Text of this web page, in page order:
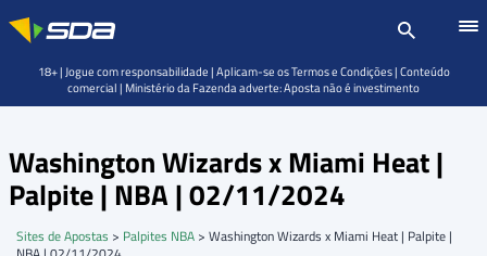
Washington Wizards x Miami Heat |
Palpite | NBA | 02/11/2024
Sites de Apostas > Palpites NBA > Washington Wizards x Miami Heat | Palpite |
18+ | Jogue com responsabilidade | Aplicam-se os Termos e Condições | Conteúdo
comercial | Ministério da Fazenda adverte: Aposta não é investimento